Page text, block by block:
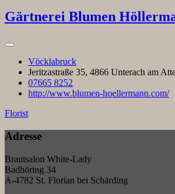
Gärtnerei Blumen
Vöcklabruck
Jeritzastraße 35, 4866 Unterach am
07665 8252
http://www.blumen-hoellermann.com/
Florist
Adresse
Brautsalon White-Lady
Badhöring 34
A-4782 St. Florian bei Schärding